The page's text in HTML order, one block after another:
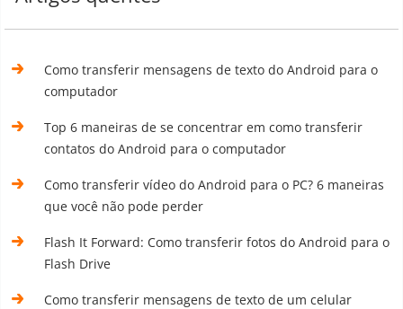
Como transferir mensagens de texto do Android para o
computador
Top 6 maneiras de se concentrar em como transferir
contatos do Android para o computador
Como transferir vídeo do Android para o PC? 6 maneiras
que você não pode perder
Flash It Forward: Como transferir fotos do Android para o
Flash Drive
Como transferir mensagens de texto de um celular